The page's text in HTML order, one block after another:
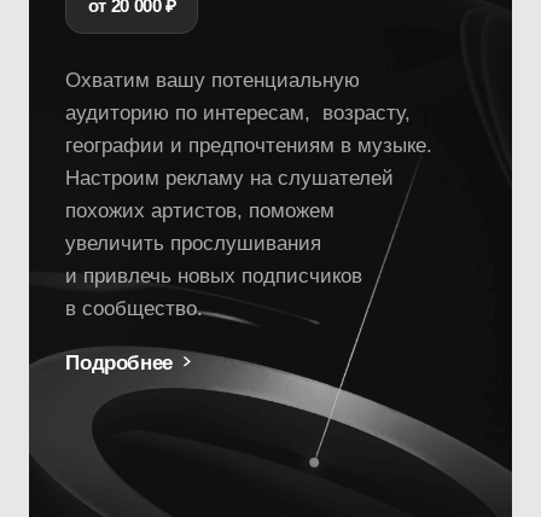
похожих артистов, поможем
и привлечь новых подписчиков
Подробнее
Таргетированная
реклама в TikTok
от 33 000 ₽